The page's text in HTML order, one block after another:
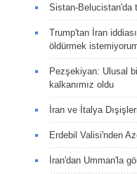
Sistan-Belucistan'da
Trump'tan İran
öldürmek
Pezşekiyan: Ulusal
kalkanımız oldu
İran ve İtalya
Erdebil Valisi'nden
İran'dan Umman'la